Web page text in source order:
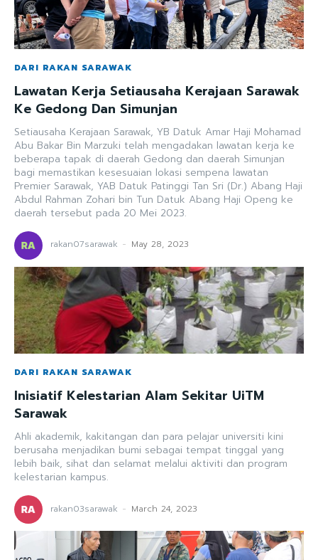
DARI RAKAN SARAWAK
Lawatan Kerja Setiausaha Kerajaan Sarawak
Ke Gedong Dan Simunjan
Setiausaha Kerajaan Sarawak, YB Datuk Amar Haji Mohamad
Abu Bakar Bin Marzuki telah mengadakan lawatan kerja ke
beberapa tapak di daerah Gedong dan daerah Simunjan
bagi memastikan kesesuaian lokasi sempena lawatan
Premier Sarawak, YAB Datuk Patinggi Tan Sri (Dr.) Abang Haji
Abdul Rahman Zohari bin Tun Datuk Abang Haji Openg ke
daerah tersebut pada 20 Mei 2023.
rakan07sarawak - May 28, 2023
DARI RAKAN SARAWAK
Inisiatif Kelestarian Alam Sekitar UiTM
Sarawak
Ahli akademik, kakitangan dan para pelajar universiti kini
berusaha menjadikan bumi sebagai tempat tinggal yang
lebih baik, sihat dan selamat melalui aktiviti dan program
kelestarian kampus.
rakan03sarawak - March 24, 2023